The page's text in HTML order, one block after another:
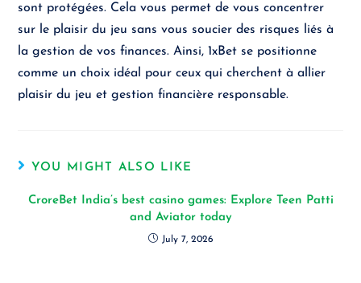
sont protégées. Cela vous permet de vous concentrer
sur le plaisir du jeu sans vous soucier des risques liés à
la gestion de vos finances. Ainsi, 1xBet se positionne
comme un choix idéal pour ceux qui cherchent à allier
plaisir du jeu et gestion financière responsable.
YOU MIGHT ALSO LIKE
CroreBet India’s best casino games: Explore Teen Patti
and Aviator today
July 7, 2026